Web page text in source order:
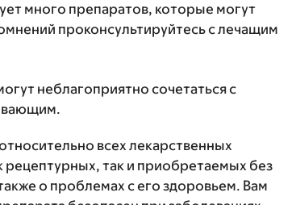
много препаратов, которые могут
проконсультируйтесь с лечащим
неблагоприятно сочетаться с
всех лекарственных
так и приобретаемых без
о проблемах с его здоровьем. Вам